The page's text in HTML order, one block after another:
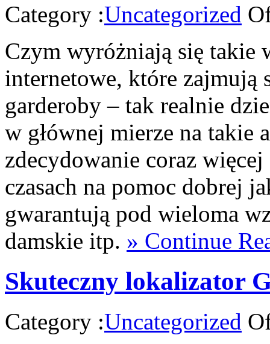
Category :Uncategorized
Czym wyróżniają się takie
internetowe, które zajmują
garderoby – tak realnie
w głównej mierze na takie
zdecydowanie coraz
czasach na pomoc dobrej
gwarantują pod wieloma
damskie itp. » Continue
Skuteczny lokalizator
Category :Uncategorized